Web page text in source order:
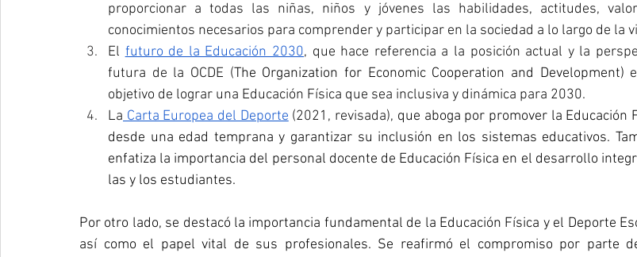
proporcionar a todas las niñas, niños y jóvenes las habilidades, actitudes,
conocimientos necesarios para comprender y participar en la sociedad a lo largo de la
El futuro de la Educación 2030, que hace referencia a la posición actual y la
futura de la OCDE (The Organization for Economic Cooperation and Development)
objetivo de lograr una Educación Física que sea inclusiva y dinámica para 2030.
La Carta Europea del Deporte (2021, revisada), que aboga por promover la Educación
desde una edad temprana y garantizar su inclusión en los sistemas educativos.
enfatiza la importancia del personal docente de Educación Física en el desarrollo
las y los estudiantes.
Por otro lado, se destacó la importancia fundamental de la Educación Física y el Deporte
así como el papel vital de sus profesionales. Se reafirmó el compromiso por parte